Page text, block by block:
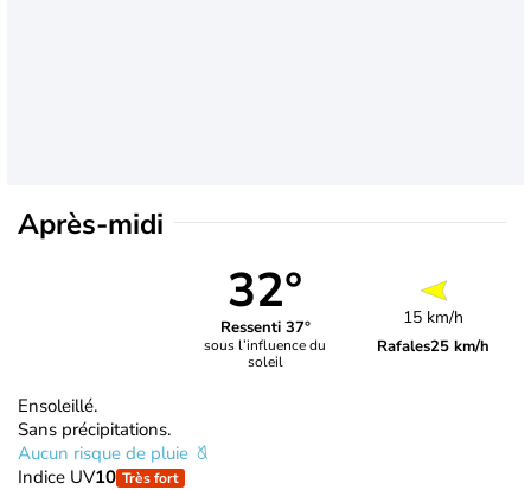
Après-midi
32°
Ressenti 37°
sous l’influence du
soleil
15 km/h
Rafales25 km/h
Ensoleillé.
Sans précipitations.
Aucun risque de pluie
Indice UV10 Très fort